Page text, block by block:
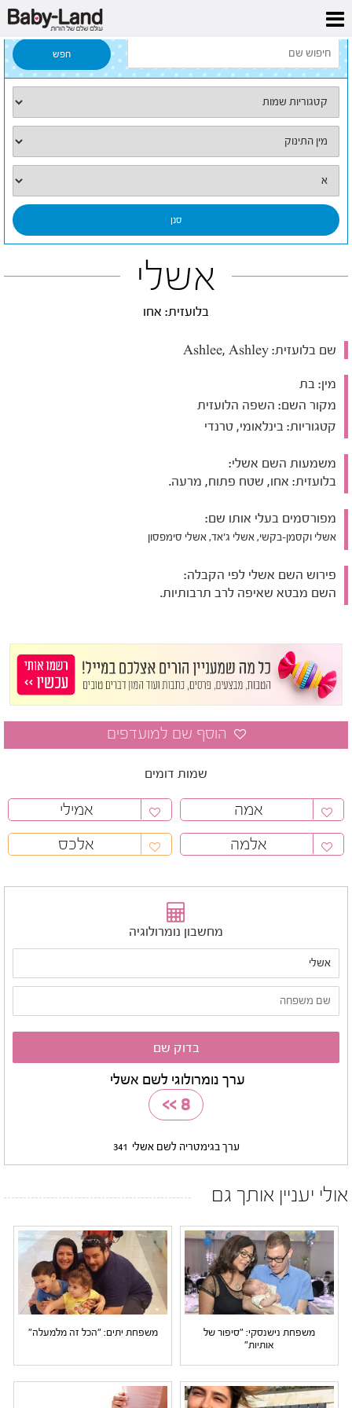
דף הבית
אשלי
בלועזית: אחו
שם בלועזית:
מין: בת
מקור השם: השפה הלועזית
קטגוריות: בינלאומי, טרנדי
משמעות השם אשלי:
בלועזית: אחו, שטח פתוח, מרעה.
מפורסמים בעלי אותו שם:
אשלי וקסמן-בקשי, אשלי ג'אד, אשלי סימפסון
פירוש השם אשלי לפי הקבלה:
השם מבטא שאיפה לרב תרבותיות.
שמות דומים
אמה
אמילי
אלמה
אלכס
מחשבון נומרולוגיה
ערך נומרולוגי לשם אשלי
8
>>
ערך בגימטריה לשם אשלי 341
אולי יעניין אותך גם
משפחת נישנסקי: "סיפור של
אותיות"
משפחת יתים: "הכל זה מלמעלה"